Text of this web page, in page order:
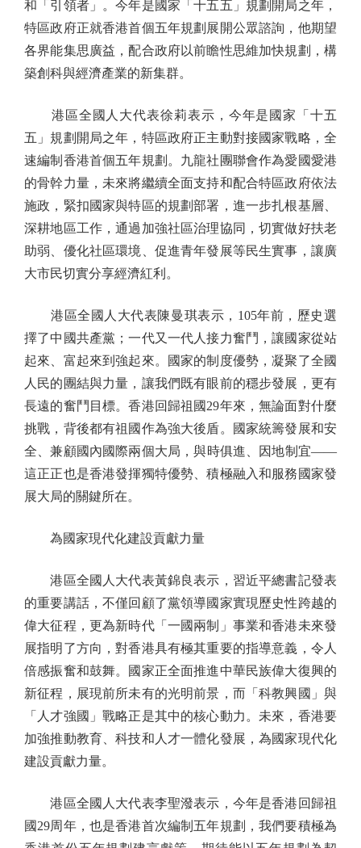
和「引領者」。今年是國家「十五五」規劃開局之年，
特區政府正就香港首個五年規劃展開公眾諮詢，他期望
各界能集思廣益，配合政府以前瞻性思維加快規劃，構
築創科與經濟產業的新集群。
港區全國人大代表徐莉表示，今年是國家「十五
五」規劃開局之年，特區政府正主動對接國家戰略，全
速編制香港首個五年規劃。九龍社團聯會作為愛國愛港
的骨幹力量，未來將繼續全面支持和配合特區政府依法
施政，緊扣國家與特區的規劃部署，進一步扎根基層、
深耕地區工作，通過加強社區治理協同，切實做好扶老
助弱、優化社區環境、促進青年發展等民生實事，讓廣
大市民切實分享經濟紅利。
港區全國人大代表陳曼琪表示，105年前，歷史選
擇了中國共產黨；一代又一代人接力奮鬥，讓國家從站
起來、富起來到強起來。國家的制度優勢，凝聚了全國
人民的團結與力量，讓我們既有眼前的穩步發展，更有
長遠的奮鬥目標。香港回歸祖國29年來，無論面對什麼
挑戰，背後都有祖國作為強大後盾。國家統籌發展和安
全、兼顧國內國際兩個大局，與時俱進、因地制宜——
這正正也是香港發揮獨特優勢、積極融入和服務國家發
展大局的關鍵所在。
為國家現代化建設貢獻力量
港區全國人大代表黃錦良表示，習近平總書記發表
的重要講話，不僅回顧了黨領導國家實現歷史性跨越的
偉大征程，更為新時代「一國兩制」事業和香港未來發
展指明了方向，對香港具有極其重要的指導意義，令人
倍感振奮和鼓舞。國家正全面推進中華民族偉大復興的
新征程，展現前所未有的光明前景，而「科教興國」與
「人才強國」戰略正是其中的核心動力。未來，香港要
加強推動教育、科技和人才一體化發展，為國家現代化
建設貢獻力量。
港區全國人大代表李聖潑表示，今年是香港回歸祖
國29周年，也是香港首次編制五年規劃，我們要積極為